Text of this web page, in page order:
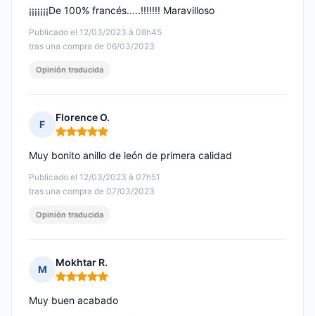
Publicado el 12/03/2023 à 08h45
tras una compra de 06/03/2023
¡¡¡¡¡¡¡De 100% francés.....!!!!!!! Maravilloso
Opinión traducida
F
Florence O.
Nota: 5 de 5
Publicado el 12/03/2023 à 07h51
tras una compra de 07/03/2023
Muy bonito anillo de león de primera calidad
Opinión traducida
M
Mokhtar R.
Nota: 5 de 5
Muy buen acabado